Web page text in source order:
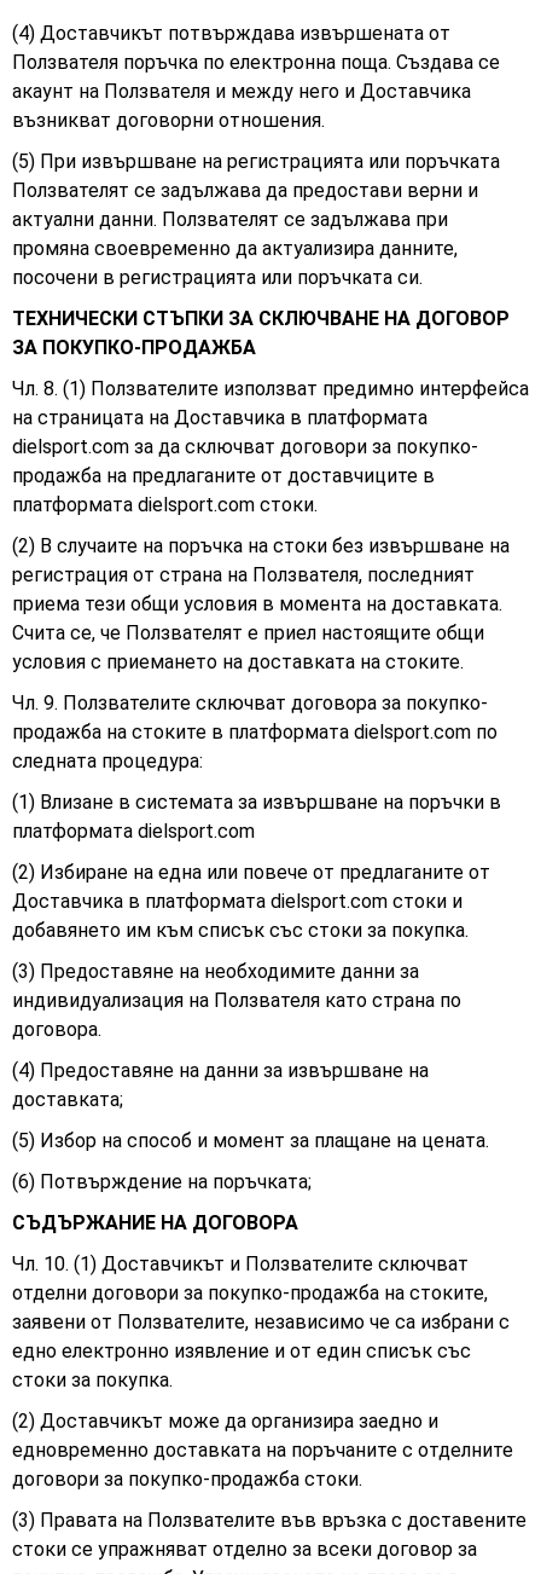
(4) Доставчикът потвърждава извършената от
Ползвателя поръчка по електронна поща. Създава се
акаунт на Ползвателя и между него и Доставчика
възникват договорни отношения.
(5) При извършване на регистрацията или поръчката
Ползвателят се задължава да предостави верни и
актуални данни. Ползвателят се задължава при
промяна своевременно да актуализира данните,
посочени в регистрацията или поръчката си.
ТЕХНИЧЕСКИ СТЪПКИ ЗА СКЛЮЧВАНЕ НА ДОГОВОР
ЗА ПОКУПКО-ПРОДАЖБА
Чл. 8. (1) Ползвателите използват предимно интерфейса
на страницата на Доставчика в платформата
dielsport.com за да сключват договори за покупко-
продажба на предлаганите от доставчиците в
платформата dielsport.com стоки.
(2) В случаите на поръчка на стоки без извършване на
регистрация от страна на Ползвателя, последният
приема тези общи условия в момента на доставката.
Счита се, че Ползвателят е приел настоящите общи
условия с приемането на доставката на стоките.
Чл. 9. Ползвателите сключват договора за покупко-
продажба на стоките в платформата dielsport.com по
следната процедура:
(1) Влизане в системата за извършване на поръчки в
платформата dielsport.com
(2) Избиране на една или повече от предлаганите от
Доставчика в платформата dielsport.com стоки и
добавянето им към списък със стоки за покупка.
(3) Предоставяне на необходимите данни за
индивидуализация на Ползвателя като страна по
договора.
(4) Предоставяне на данни за извършване на
доставката;
(5) Избор на способ и момент за плащане на цената.
(6) Потвърждение на поръчката;
СЪДЪРЖАНИЕ НА ДОГОВОРА
Чл. 10. (1) Доставчикът и Ползвателите сключват
отделни договори за покупко-продажба на стоките,
заявени от Ползвателите, независимо че са избрани с
едно електронно изявление и от един списък със
стоки за покупка.
(2) Доставчикът може да организира заедно и
едновременно доставката на поръчаните с отделните
договори за покупко-продажба стоки.
(3) Правата на Ползвателите във връзка с доставените
стоки се упражняват отделно за всеки договор за